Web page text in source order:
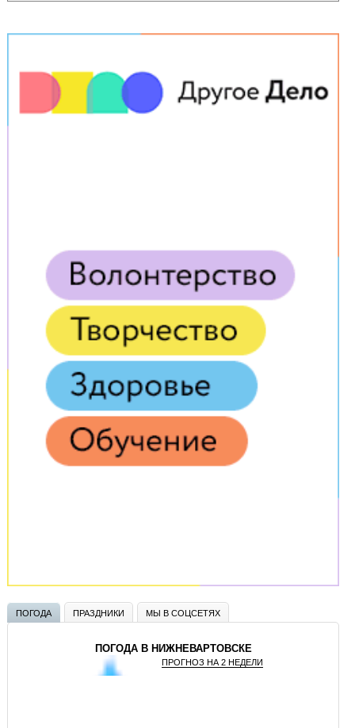
ПОГОДА ПРАЗДНИКИ МЫ В СОЦСЕТЯХ
ПОГОДА В НИЖНЕВАРТОВСКЕ
ПРОГНОЗ НА 2 НЕДЕЛИ